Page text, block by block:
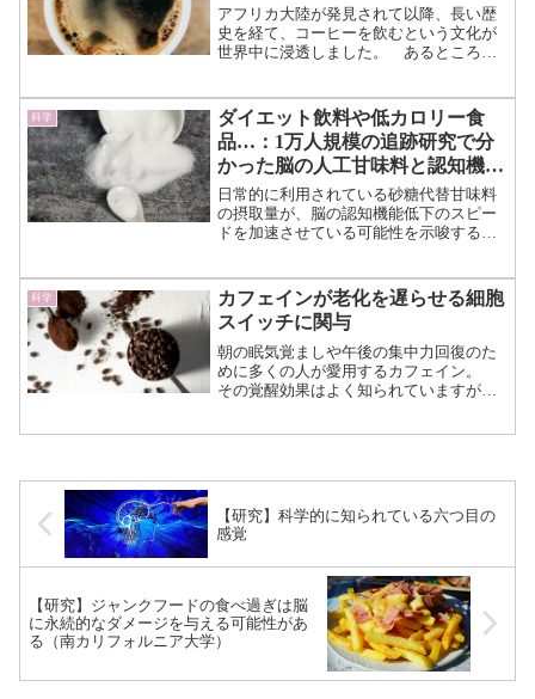
アフリカ大陸が発見されて以降、長い歴
史を経て、コーヒーを飲むという文化が
世界中に浸透しました。 あるところで
ました。 しかし、科学が進むにつれコ
ーヒーが持つ魅力と共に、...（続きを読
む）
科学
ダイエット飲料や低カロリー食
品…：1万人規模の追跡研究で分
かった脳の人工甘味料と認知機能
へのリスク
日常的に利用されている砂糖代替甘味料
の摂取量が、脳の認知機能低下のスピー
ドを加速させている可能性を示唆する大
人を対象に約8年間にわたって追跡調査を
行った結果、人工...（続きを読む）
科学
カフェインが老化を遅らせる細胞
スイッチに関与
朝の眠気覚ましや午後の集中力回復のた
めに多くの人が愛用するカフェイン。
その覚醒効果はよく知られていますが、
む）
【研究】科学的に知られている六つ目の
感覚
【研究】ジャンクフードの食べ過ぎは脳
に永続的なダメージを与える可能性があ
る（南カリフォルニア大学）